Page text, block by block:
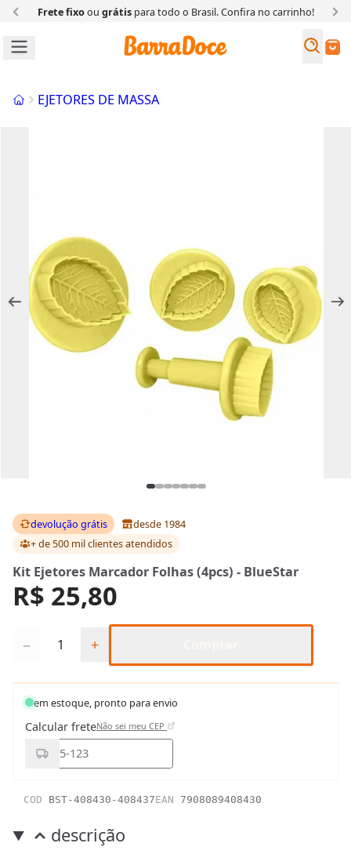
Frete fixoou grátispara todo o Brasil. Confira no carrinho!
Buscar
InícioEJETORES DE MASSA
devolução grátis
desde 1984
+ de 500 mil clientesatendidos
Kit Ejetores Marcador Folhas (4pcs) - BlueStar
R$ 25,80
− +
em estoque, pronto para envio
Calcular freteNão sei meu CEP
COD BST-408430-408437EAN 7908089408430
descrição